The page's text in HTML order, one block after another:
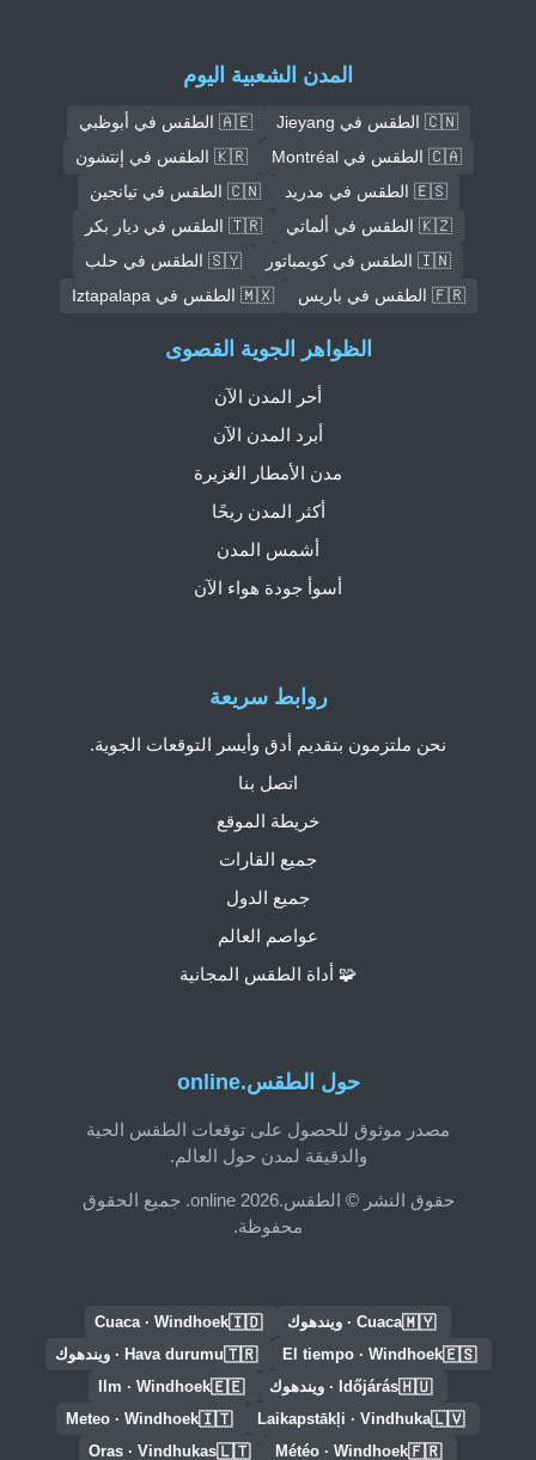
المدن الشعبية اليوم
🇨🇳 الطقس في Jieyang
🇦🇪 الطقس في أبوظبي
🇨🇦 الطقس في Montréal
🇰🇷 الطقس في إنتشون
🇪🇸 الطقس في مدريد
🇨🇳 الطقس في تيانجين
🇰🇿 الطقس في ألماتي
🇹🇷 الطقس في ديار بكر
🇮🇳 الطقس في كويمباتور
🇸🇾 الطقس في حلب
🇫🇷 الطقس في باريس
🇲🇽 الطقس في Iztapalapa
حول الطقس.online
مصدر موثوق للحصول على توقعات الطقس الحية
والدقيقة لمدن حول العالم.
حقوق النشر © الطقس.online 2026. جميع الحقوق
محفوظة.
روابط سريعة
نحن ملتزمون بتقديم أدق وأيسر التوقعات الجوية.
اتصل بنا
خريطة الموقع
جميع القارات
جميع الدول
عواصم العالم
🧩 أداة الطقس المجانية
الظواهر الجوية القصوى
أحر المدن الآن
أبرد المدن الآن
مدن الأمطار الغزيرة
أكثر المدن ريحًا
أشمس المدن
أسوأ جودة هواء الآن
🇲🇾Cuaca · ويندهوك 🇮🇩
Cuaca · Windhoek
🇪🇸
El tiempo · Windhoek
🇹🇷Hava durumu · ويندهوك
🇭🇺Időjárás · ويندهوك 🇪🇪
Ilm · Windhoek
🇱🇻
Laikapstākļi · Vindhuka
🇮🇹
Meteo · Windhoek
🇫🇷
Météo · Windhoek
🇱🇹
Oras · Vindhukas